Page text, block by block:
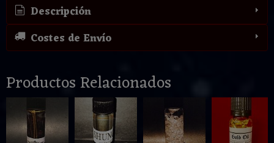
Descripción
Costes de Envío
Productos Relacionados